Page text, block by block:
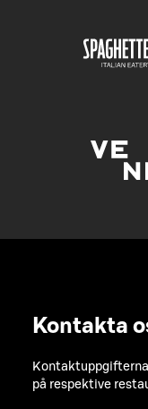
Kontakta
på respektive